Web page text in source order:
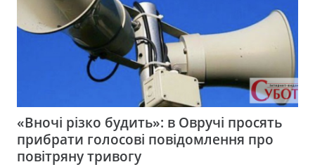
«Вночі різко будить»: в Овручі просять
прибрати голосові повідомлення про
повітряну тривогу